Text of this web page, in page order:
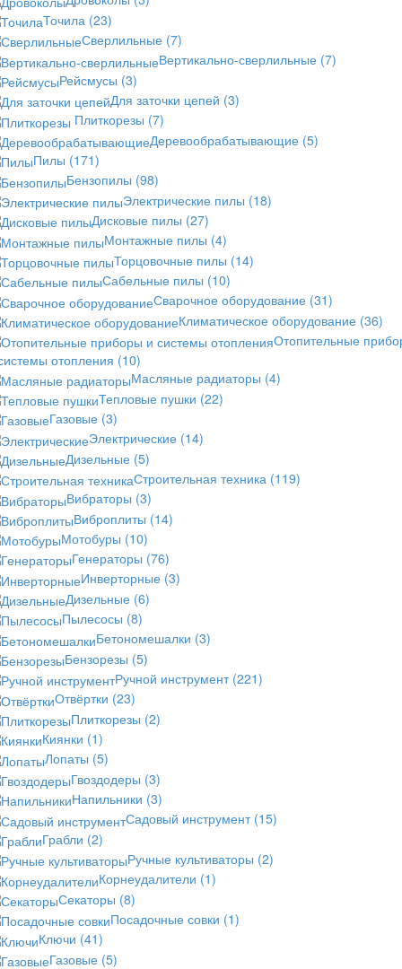
Точила (23)
Сверлильные (7)
Вертикально-сверлильные (7)
Рейсмусы (3)
Для заточки цепей (3)
Плиткорезы (7)
Деревообрабатывающие (5)
Пилы (171)
Бензопилы (98)
Электрические пилы (18)
Дисковые пилы (27)
Монтажные пилы (4)
Торцовочные пилы (14)
Сабельные пилы (10)
Сварочное оборудование (31)
Климатическое оборудование (36)
Отопительные
отопления (10)
Масляные радиаторы (4)
Тепловые пушки (22)
Газовые (3)
Электрические (14)
Дизельные (5)
Строительная техника (119)
Вибраторы (3)
Виброплиты (14)
Мотобуры (10)
Генераторы (76)
Инверторные (3)
Дизельные (6)
Пылесосы (8)
Бетономешалки (3)
Бензорезы (5)
Ручной инструмент (221)
Отвёртки (23)
Плиткорезы (2)
Киянки (1)
Лопаты (5)
Гвоздодеры (3)
Напильники (3)
Садовый инструмент (15)
Грабли (2)
Ручные культиваторы (2)
Корнеудалители (1)
Секаторы (8)
Посадочные совки (1)
Ключи (41)
Газовые (5)